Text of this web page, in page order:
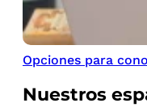
Opciones para
Nuestros